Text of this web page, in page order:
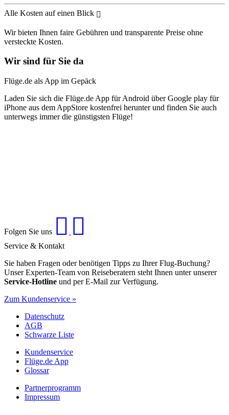
Alle Kosten auf einen Blick
Wir bieten Ihnen faire Gebühren und transparente Preise ohne
versteckte Kosten.
Wir sind für Sie da
Flüge.de als App im Gepäck
Laden Sie sich die Flüge.de App für Android über Google play für
iPhone aus dem AppStore kostenfrei herunter und finden Sie auch
unterwegs immer die günstigsten Flüge!
Folgen Sie uns
Service & Kontakt
Sie haben Fragen oder benötigen Tipps zu Ihrer Flug-Buchung?
Unser Experten-Team von Reiseberatern steht Ihnen unter unserer
Service-Hotline und per E-Mail zur Verfügung.
Zum Kundenservice »
Datenschutz
AGB
Schwarze Liste
Kundenservice
Flüge.de App
Glossar
Partnerprogramm
Impressum